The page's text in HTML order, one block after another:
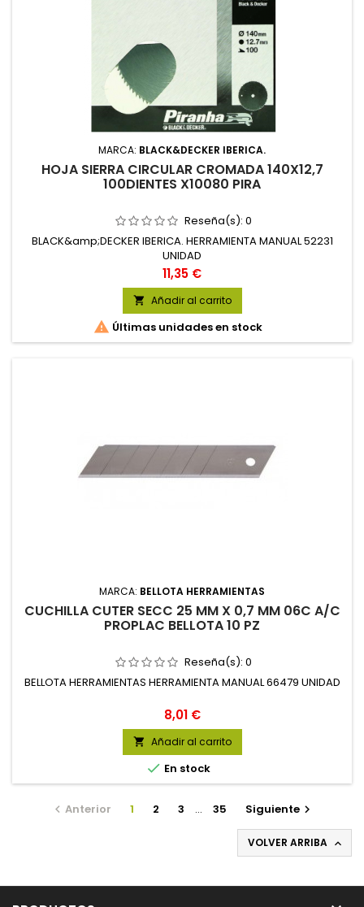
MARCA: BLACK&DECKER IBERICA.
HOJA SIERRA CIRCULAR CROMADA 140X12,7
100DIENTES X10080 PIRA
Reseña(s): 0
BLACK&amp;DECKER IBERICA. HERRAMIENTA MANUAL 52231
UNIDAD
Precio
11,35 €
 Añadir al carrito
 Últimas unidades en stock
MARCA: BELLOTA HERRAMIENTAS
CUCHILLA CUTER SECC 25 MM X 0,7 MM 06C A/C
PROPLAC BELLOTA 10 PZ
Reseña(s): 0
BELLOTA HERRAMIENTAS HERRAMIENTA MANUAL 66479 UNIDAD
Precio
8,01 €
 Añadir al carrito
 En stock
 Anterior 1 2 3 … 35 Siguiente
VOLVER ARRIBA 